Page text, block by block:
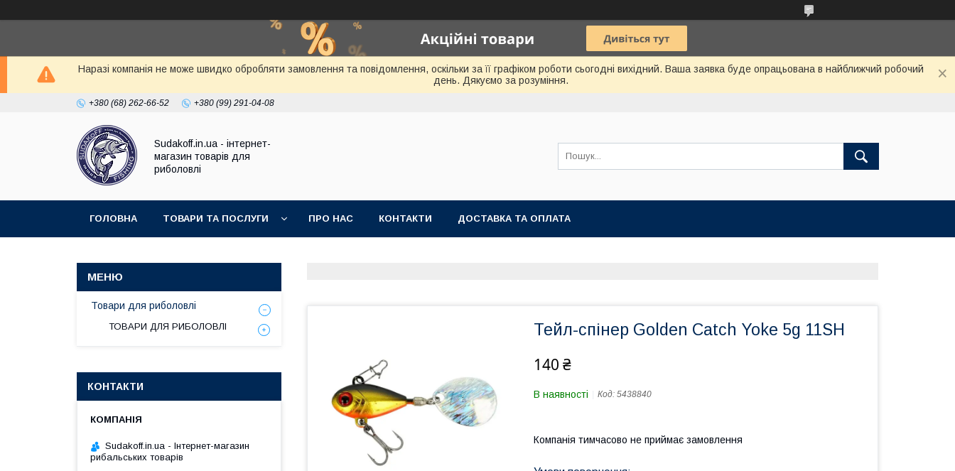
Наразі компанія не може швидко обробляти замовлення та повідомлення, оскільки за її графіком роботи сьогодні вихідний. Ваша заявка буде опрацьована в найближчий робочий
день. Дякуємо за розуміння.
+380 (68) 262-66-52 +380 (99) 291-04-08
Sudakoff.in.ua - інтернет-
магазин товарів для
риболовлі
ГОЛОВНА ТОВАРИ ТА ПОСЛУГИ ПРО НАС КОНТАКТИ ДОСТАВКА ТА ОПЛАТА
Тейл-спінер Golden Catch Yoke 5g 11SH
140 ₴
В наявності Код: 5438840
Компанія тимчасово не приймає замовлення
Товари для риболовлі
ТОВАРИ ДЛЯ РИБОЛОВЛІ
КОНТАКТИ
Sudakoff.in.ua - Інтернет-магазин
рибальських товарів